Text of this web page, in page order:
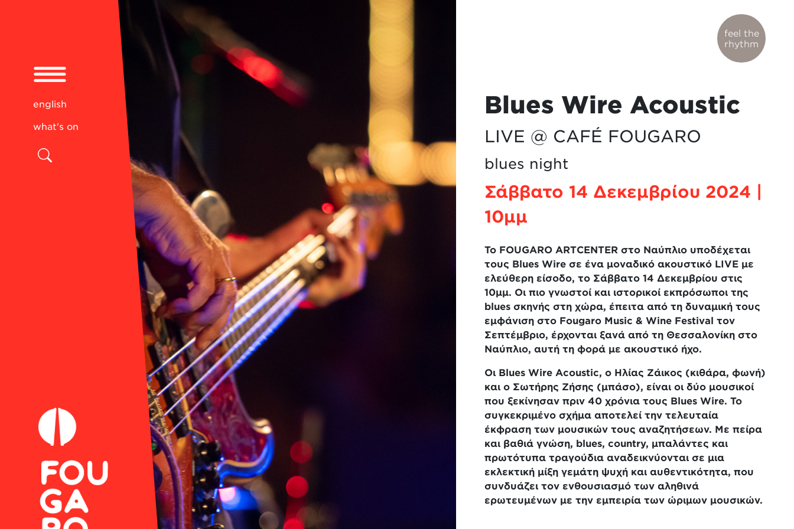
feel the
rhythm
Blues Wire Acoustic
LIVE @ CAFÉ FOUGARO
blues night
Σάββατο 14 Δεκεμβρίου 2024 |
10μμ
Το FOUGARO ARTCENTER στο Ναύπλιο υποδέχεται
τους Blues Wire σε ένα μοναδικό ακουστικό LIVE με
ελεύθερη είσοδο, το Σάββατο 14 Δεκεμβρίου στις
10μμ. Οι πιο γνωστοί και ιστορικοί εκπρόσωποι της
blues σκηνής στη χώρα, έπειτα από τη δυναμική τους
εμφάνιση στο Fougaro Music & Wine Festival τον
Σεπτέμβριο, έρχονται ξανά από τη Θεσσαλονίκη στο
Ναύπλιο, αυτή τη φορά με ακουστικό ήχο.
Οι Blues Wire Acoustic, ο Ηλίας Ζάικος (κιθάρα, φωνή)
και ο Σωτήρης Ζήσης (μπάσο), είναι οι δύο μουσικοί
που ξεκίνησαν πριν 40 χρόνια τους Blues Wire. Το
συγκεκριμένο σχήμα αποτελεί την τελευταία
έκφραση των μουσικών τους αναζητήσεων. Με πείρα
και βαθιά γνώση, blues, country, μπαλάντες και
πρωτότυπα τραγούδια αναδεικνύονται σε μια
εκλεκτική μίξη γεμάτη ψυχή και αυθεντικότητα, που
συνδυάζει τον ενθουσιασμό των αληθινά
ερωτευμένων με την εμπειρία των ώριμων μουσικών.
english
what's on